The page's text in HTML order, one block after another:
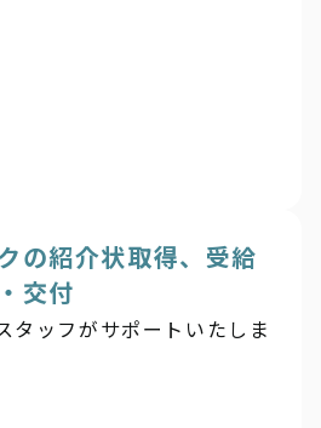
の紹介状取得、受給
交付
タッフがサポートいたしま